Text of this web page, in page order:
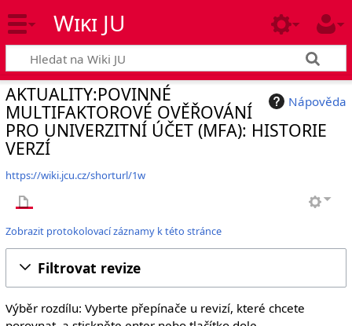
Wiki JU
Nápověda
AKTUALITY:POVINNÉ
MULTIFAKTOROVÉ OVĚŘOVÁNÍ
PRO UNIVERZITNÍ ÚČET (MFA): HISTORIE
VERZÍ
https://wiki.jcu.cz/shorturl/1w
Zobrazit protokolovací záznamy k této stránce
Filtrovat revize
Výběr rozdílu: Vyberte přepínače u revizí, které chcete